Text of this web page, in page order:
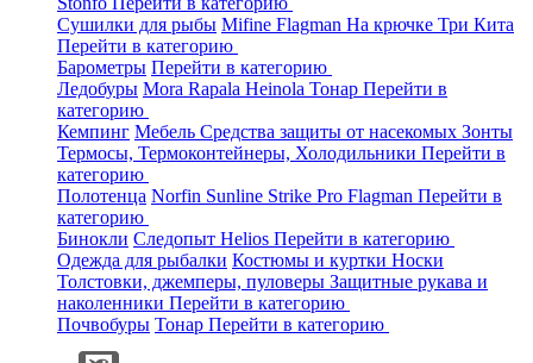
Сушилки для рыбы Mifine Flagman На крючке Три Кита
Перейти в категорию
Барометры Перейти в категорию
Ледобуры Mora Rapala Heinola Тонар Перейти в
категорию
Кемпинг Мебель Средства защиты от насекомых Зонты
Термосы, Термоконтейнеры, Холодильники Перейти в
категорию
Полотенца Norfin Sunline Strike Pro Flagman Перейти в
категорию
Бинокли Следопыт Helios Перейти в категорию
Одежда для рыбалки Костюмы и куртки Носки
Толстовки, джемперы, пуловеры Защитные рукава и
наколенники Перейти в категорию
Почвобуры Тонар Перейти в категорию